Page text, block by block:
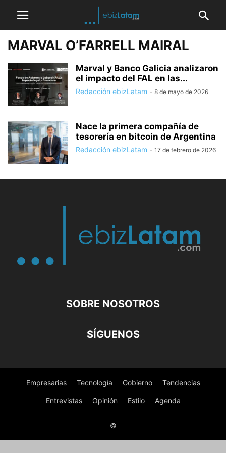
MARVAL O’FARRELL MAIRAL
Marval y Banco Galicia analizaron
el impacto del FAL en las...
Redacción ebizLatam - 8 de mayo de 2026
Nace la primera compañía de
tesorería en bitcoin de Argentina
Redacción ebizLatam - 17 de febrero de 2026
SOBRE NOSOTROS
SÍGUENOS
Empresarias Tecnología Gobierno Tendencias
Entrevistas Opinión Estilo Agenda
©